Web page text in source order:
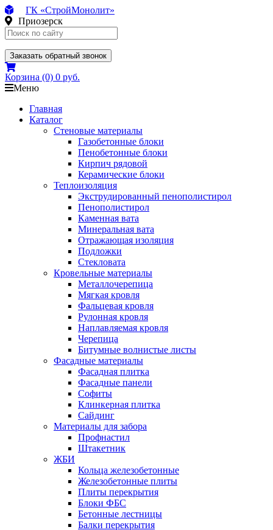
ГК «СтройМонолит»
Приозерск
Заказать обратный звонок
Корзина (0) 0 руб.
Меню
Главная
Каталог
Стеновые материалы
Газобетонные блоки
Пенобетонные блоки
Кирпич рядовой
Керамические блоки
Теплоизоляция
Экструдированный пенополистирол
Пенополистирол
Каменная вата
Минеральная вата
Отражающая изоляция
Подложки
Стекловата
Кровельные материалы
Металлочерепица
Мягкая кровля
Фальцевая кровля
Рулонная кровля
Наплавляемая кровля
Черепица
Битумные волнистые листы
Фасадные материалы
Фасадная плитка
Фасадные панели
Софиты
Клинкерная плитка
Сайдинг
Материалы для забора
Профнастил
Штакетник
ЖБИ
Кольца железобетонные
Железобетонные плиты
Плиты перекрытия
Блоки ФБС
Бетонные лестницы
Балки перекрытия